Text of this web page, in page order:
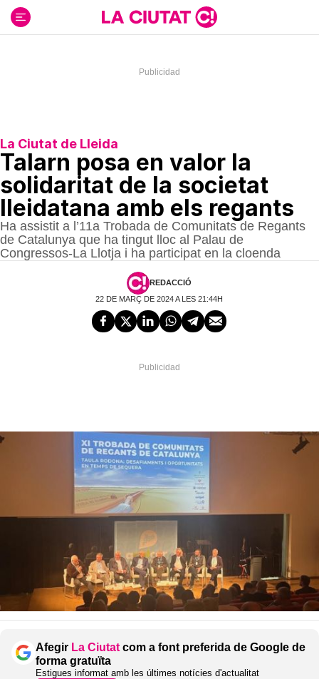
contenido
La Ciutat de Lleida
Talarn posa en valor la
solidaritat de la societat
lleidatana amb els regants
Ha assistit a l’11a Trobada de Comunitats de Regants
de Catalunya que ha tingut lloc al Palau de
Congressos-La Llotja i ha participat en la cloenda
REDACCIÓ
22 DE MARÇ DE 2024 A LES 21:44H
Afegir La Ciutat com a font preferida de Google de
forma gratuïta
Estigues informat amb les últimes notícies d'actualitat